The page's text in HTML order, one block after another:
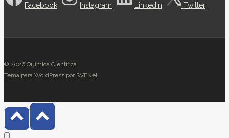
Facebook Instagram LinkedIn Twitter
© 2026 Química Científica
Tema para WordPress por SVFNet